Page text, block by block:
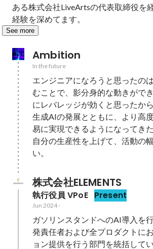
ある株式会社LiveArtsの代表取締役を
経験を深めてます。
See more
Ambition
In the future
エンジニアになろうと思ったの
むことで、影分身的な動きがで
にレバレッジが効くと思ったか
生成AIの発展とともに、より高
易に実現できるようになってき
自分の生産性を上げて、活動の
い。
株式会社ELEMENTS
執行役員 VPoE Present
Jun 2024-
ガソリンスタンドへのAI導入を
発責任者および全プロダクトに
ョン提供を行う部門を統括してい